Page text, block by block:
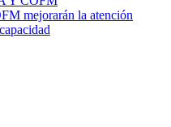
mejorarán la atención